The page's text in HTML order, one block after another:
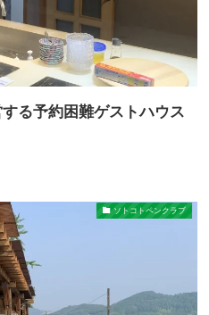
る予約困難ゲストハウス
ソトコトペンクラブ